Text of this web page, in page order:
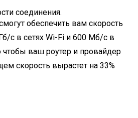
соединения.
обеспечить вам скорость
с в сетях Wi-Fi и 600 Мб/с в
чтобы ваш роутер и провайдер
скорость вырастет на 33%